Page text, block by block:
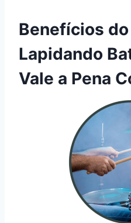
Benefícios
Lapidando
Vale a Pena